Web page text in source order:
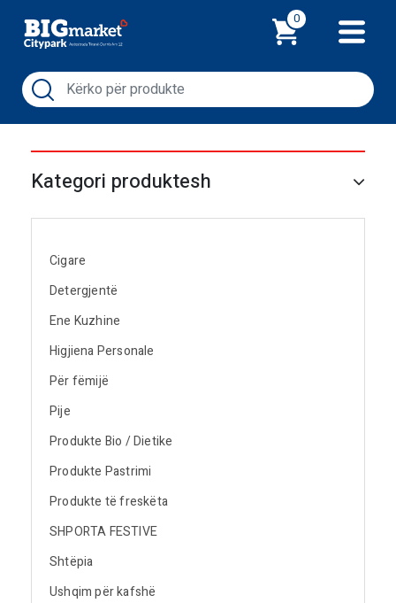
0
Kategori produktesh
Cigare
Detergjentë
Ene Kuzhine
Higjiena Personale
Për fëmijë
Pije
Produkte Bio / Dietike
Produkte Pastrimi
Produkte të freskëta
SHPORTA FESTIVE
Shtëpia
Ushqim për kafshë